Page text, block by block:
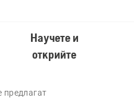
Научете и
открийте
предлагат